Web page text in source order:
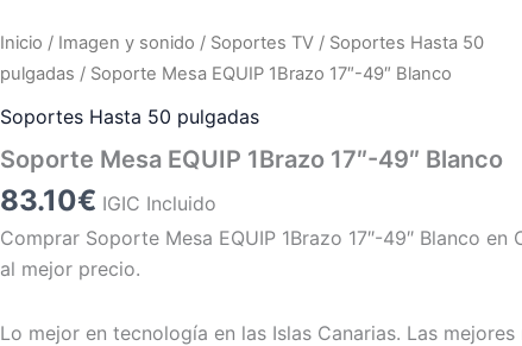
Inicio / Imagen y sonido / Soportes TV / Soportes Hasta 50
pulgadas / Soporte Mesa EQUIP 1Brazo 17″-49″ Blanco
Soportes Hasta 50 pulgadas
Soporte Mesa EQUIP 1Brazo 17″-49″ Blanco
83.10€ IGIC Incluido
Comprar Soporte Mesa EQUIP 1Brazo 17″-49″ Blanco en
al mejor precio.
Lo mejor en tecnología en las Islas Canarias. Las mejores